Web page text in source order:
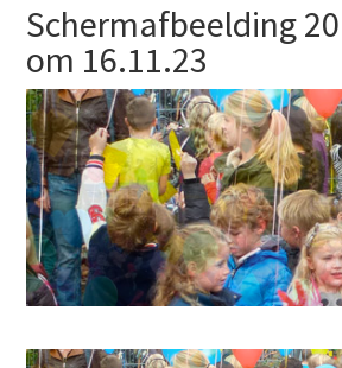
Schermafbeelding
om 16.11.23